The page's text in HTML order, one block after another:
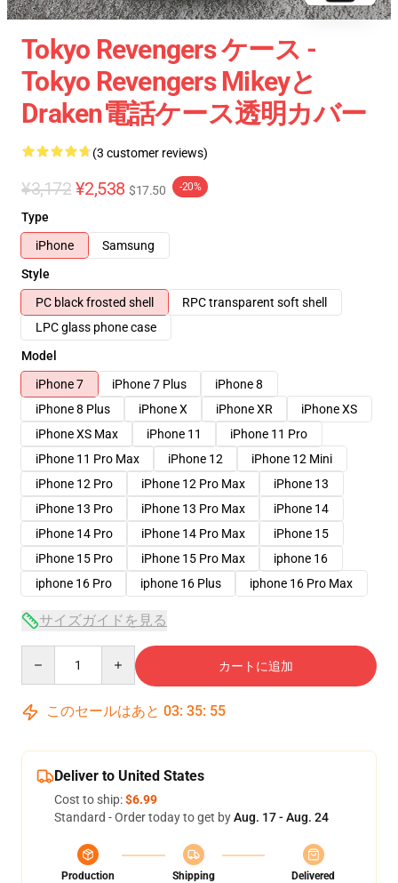
Tokyo Revengers ケース -
Tokyo Revengers Mikeyと
Draken電話ケース透明カバー
(3 customer reviews)
¥3,172 ¥2,538 $17.50 -20%
Type
iPhone
Samsung
Style
PC black frosted shell
RPC transparent soft shell
LPC glass phone case
Model
iPhone 7
iPhone 7 Plus
iPhone 8
iPhone 8 Plus
iPhone X iPhone XR
iPhone XS
iPhone XS Max
iPhone 11
iPhone 11 Pro
iPhone 11 Pro Max
iPhone 12
iPhone 12 Mini
iPhone 12 Pro
iPhone 12 Pro Max
iPhone 13
iPhone 13 Pro
iPhone 13 Pro Max
iPhone 14
iPhone 14 Pro
iPhone 14 Pro Max
iPhone 15
iPhone 15 Pro
iPhone 15 Pro Max
iphone 16
iphone 16 Pro
iphone 16 Plus iphone 16 Pro Max
サイズガイドを見る
カートに追加
このセールはあと 03: 35: 54
Deliver to United States
Cost to ship:$6.99
Standard - Order today to get byAug. 17 - Aug. 24
Production
Shipping
Delivered